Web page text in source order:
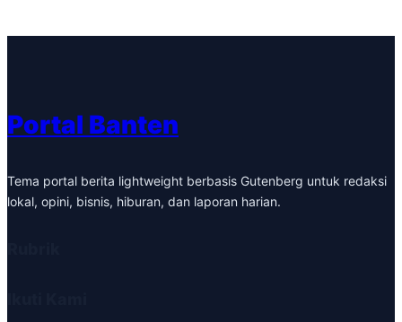
Portal Banten
Tema portal berita lightweight berbasis Gutenberg untuk redaksi
lokal, opini, bisnis, hiburan, dan laporan harian.